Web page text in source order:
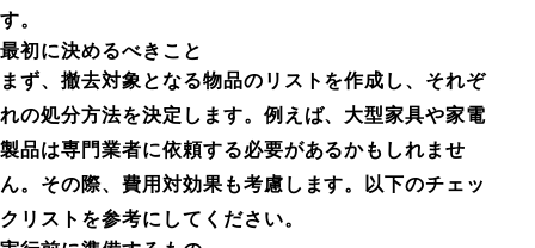
す。
最初に決めるべきこと
まず、撤去対象となる物品のリストを作成し、それぞ
れの処分方法を決定します。例えば、大型家具や家電
製品は専門業者に依頼する必要があるかもしれませ
ん。その際、費用対効果も考慮します。以下のチェッ
クリストを参考にしてください。